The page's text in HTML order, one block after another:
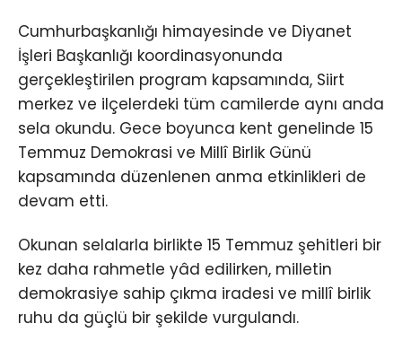
Cumhurbaşkanlığı himayesinde ve Diyanet
İşleri Başkanlığı koordinasyonunda
gerçekleştirilen program kapsamında, Siirt
merkez ve ilçelerdeki tüm camilerde aynı anda
sela okundu. Gece boyunca kent genelinde 15
Temmuz Demokrasi ve Millî Birlik Günü
kapsamında düzenlenen anma etkinlikleri de
devam etti.
Okunan selalarla birlikte 15 Temmuz şehitleri bir
kez daha rahmetle yâd edilirken, milletin
demokrasiye sahip çıkma iradesi ve millî birlik
ruhu da güçlü bir şekilde vurgulandı.